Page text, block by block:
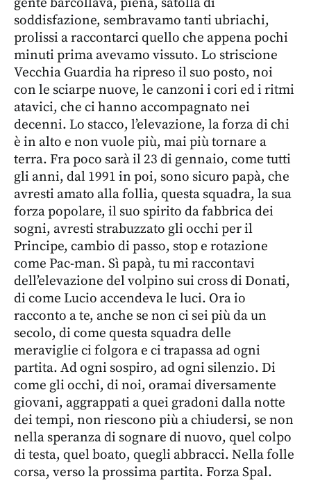
soddisfazione, sembravamo tanti ubriachi,
prolissi a raccontarci quello che appena pochi
minuti prima avevamo vissuto. Lo striscione
Vecchia Guardia ha ripreso il suo posto, noi
con le sciarpe nuove, le canzoni i cori ed i ritmi
atavici, che ci hanno accompagnato nei
decenni. Lo stacco, l’elevazione, la forza di chi
è in alto e non vuole più, mai più tornare a
terra. Fra poco sarà il 23 di gennaio, come tutti
gli anni, dal 1991 in poi, sono sicuro papà, che
avresti amato alla follia, questa squadra, la sua
forza popolare, il suo spirito da fabbrica dei
sogni, avresti strabuzzato gli occhi per il
Principe, cambio di passo, stop e rotazione
come Pac-man. Sì papà, tu mi raccontavi
dell’elevazione del volpino sui cross di Donati,
di come Lucio accendeva le luci. Ora io
racconto a te, anche se non ci sei più da un
secolo, di come questa squadra delle
meraviglie ci folgora e ci trapassa ad ogni
partita. Ad ogni sospiro, ad ogni silenzio. Di
come gli occhi, di noi, oramai diversamente
giovani, aggrappati a quei gradoni dalla notte
dei tempi, non riescono più a chiudersi, se non
nella speranza di sognare di nuovo, quel colpo
di testa, quel boato, quegli abbracci. Nella folle
corsa, verso la prossima partita. Forza Spal.